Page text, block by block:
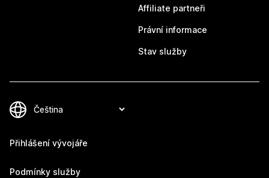
Affiliate partneři
Právní informace
Stav služby
Přihlášení vývojáře
Podmínky služby